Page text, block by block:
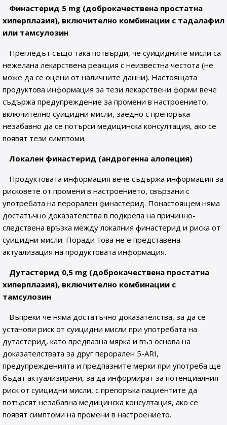
Финастерид 5 mg (доброкачествена простатна
хиперплазия), включително комбинации с тадалафил
или тамсулозин
Прегледът също така потвърди, че суицидните мисли са
нежелана лекарствена реакция с неизвестна честота (не
може да се оцени от наличните данни). Настоящата
продуктова информация за тези лекарствени форми вече
съдържа предупреждение за промени в настроението,
включително суицидни мисли, заедно с препоръка
незабавно да се потърси медицинска консултация, ако се
появят тези симптоми.
Локален финастерид (андрогенна алопеция)
Продуктовата информация вече съдържа информация за
рисковете от промени в настроението, свързани с
употребата на перорален финастерид. Понастоящем няма
достатъчно доказателства в подкрепа на причинно-
следствена връзка между локалния финастерид и риска от
суицидни мисли. Поради това не е представена
актуализация на продуктовата информация.
Дутастерид 0,5 mg (доброкачествена простатна
хиперплазия), включително комбинации с
тамсулозин
Въпреки че няма достатъчно доказателства, за да се
установи риск от суицидни мисли при употребата на
дутастерид, като предпазна мярка и въз основа на
доказателствата за друг перорален 5-ARI,
предупрежденията и предпазните мерки при употреба ще
бъдат актуализирани, за да информират за потенциалния
риск от суицидни мисли, с препоръка пациентите да
потърсят незабавна медицинска консултация, ако се
появят симптоми на промени в настроението.